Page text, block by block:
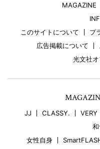
MAGAZINE
このサイトについて
プ
広告掲載について
光文社
JJ CLASSY. VERY
女性自身